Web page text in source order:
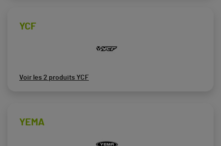
YCF
Voir les 2 produits YCF
YEMA